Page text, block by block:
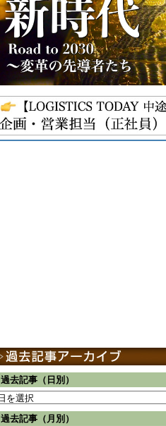
過去記事（日別）
過去記事（月別）